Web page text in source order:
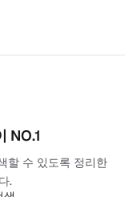
NO.1
할 수 있도록 정리한
.